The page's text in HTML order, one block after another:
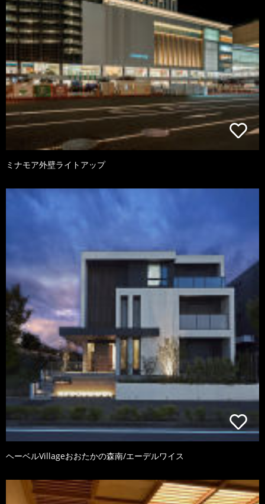
ミナモア外壁ライトアップ
ヘーベルVillageおおたかの森南/エーデルワイス